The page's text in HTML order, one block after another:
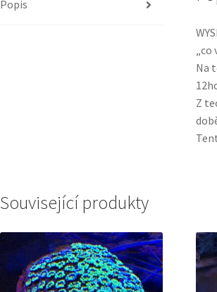
Popis
Na
Z
Související produkty